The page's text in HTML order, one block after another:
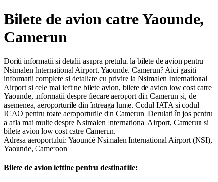
Bilete de avion catre Yaounde,
Camerun
Doriti informatii si detalii asupra pretului la bilete de avion pentru
Nsimalen International Airport, Yaounde, Camerun? Aici gasiti
informatii complete si detaliate cu privire la Nsimalen International
Airport si cele mai ieftine bilete avion, bilete de avion low cost catre
Yaounde, informatii despre fiecare aeroport din Camerun si, de
asemenea, aeroporturile din întreaga lume. Codul IATA si codul
ICAO pentru toate aeroporturile din Camerun. Derulati în jos pentru
a afla mai multe despre Nsimalen International Airport, Camerun si
bilete avion low cost catre Camerun.
Adresa aeroportului: Yaoundé Nsimalen International Airport (NSI),
Yaounde, Cameroon
Bilete de avion ieftine pentru destinatiile: